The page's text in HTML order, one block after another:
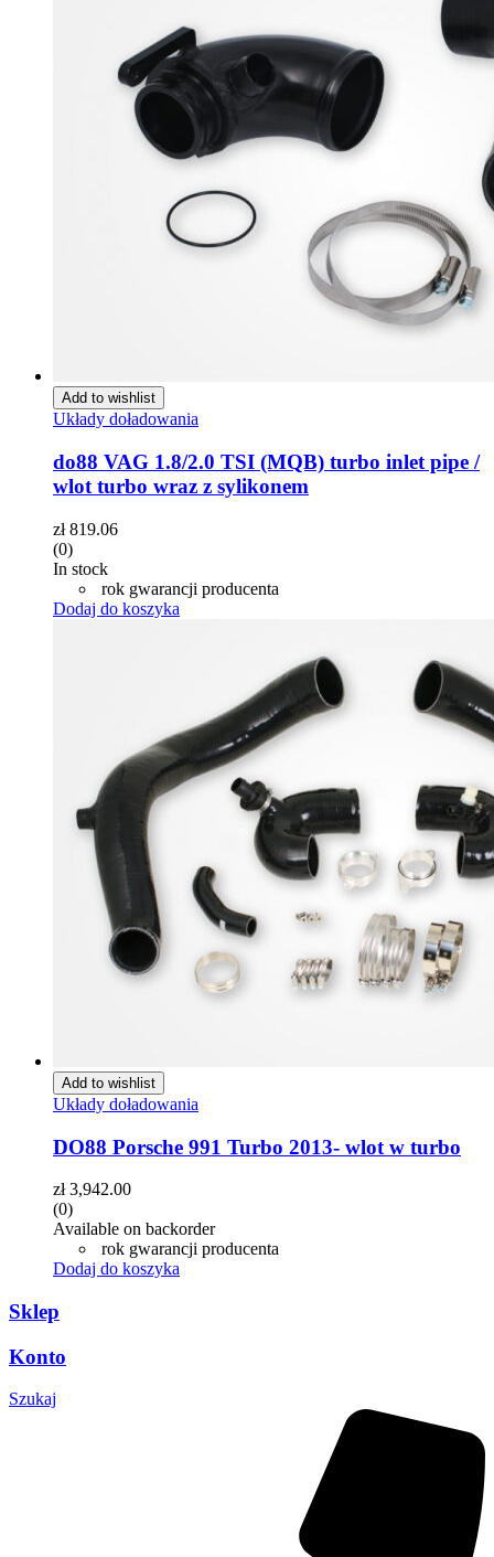
Add to wishlist
Układy doładowania
do88 VAG 1.8/2.0 TSI (MQB) turbo inlet pipe /
wlot turbo wraz z sylikonem
zł819.06
(0)
In stock
rok gwarancji producenta
Dodaj do koszyka
Add to wishlist
Układy doładowania
DO88 Porsche 991 Turbo 2013- wlot w turbo
zł3,942.00
(0)
Available on backorder
rok gwarancji producenta
Dodaj do koszyka
Sklep
Konto
Szukaj